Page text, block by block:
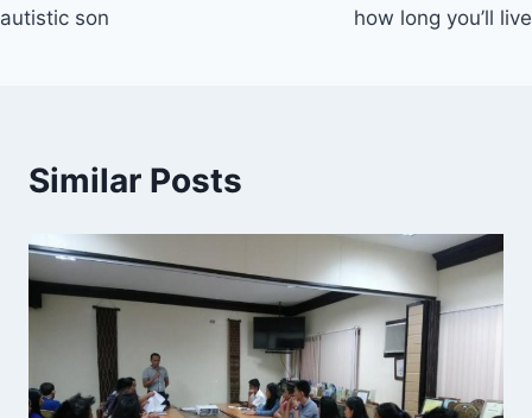
autistic son
how long you’ll live
Similar Posts